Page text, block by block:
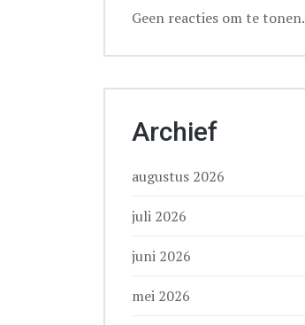
Geen reacties om te tonen.
Archief
augustus 2026
juli 2026
juni 2026
mei 2026